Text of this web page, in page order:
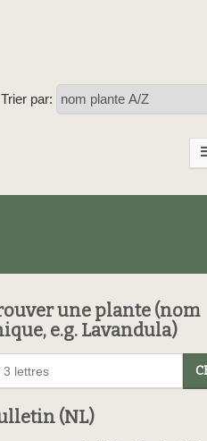
Trier par:
une plante (nom
e.g. Lavandula)
(NL)